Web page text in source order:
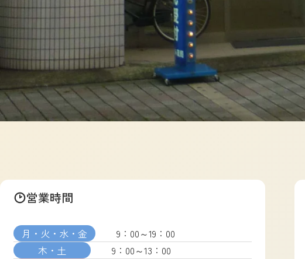
営業時間
月・火・水・金
9：00～19：00
木・土
9：00～13：00